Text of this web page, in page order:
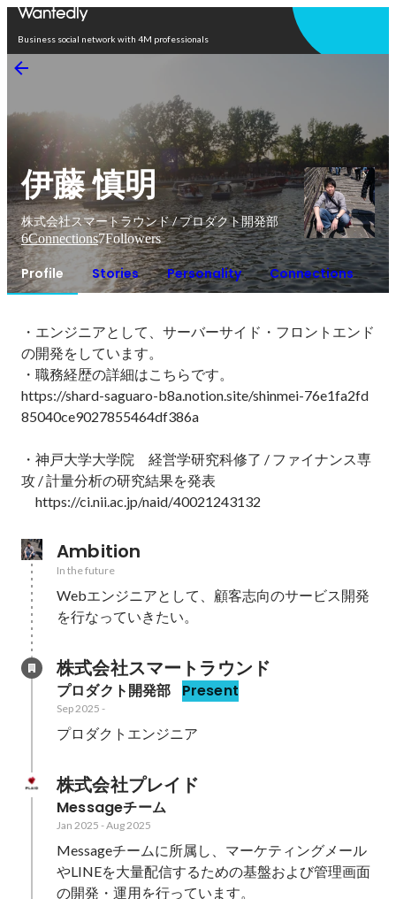
Business social network with 4M professionals
伊藤 慎明
株式会社スマートラウンド / プロダクト開発部
6Connections7Followers
Profile Stories Personality Connections
・エンジニアとして、サーバーサイド・フロントエンド
の開発をしています。
・職務経歴の詳細はこちらです。
https://shard-saguaro-b8a.notion.site/shinmei-76e1fa2fd
85040ce9027855464df386a
・神戸大学大学院　経営学研究科修了 / ファイナンス専
攻 / 計量分析の研究結果を発表
https://ci.nii.ac.jp/naid/40021243132
Ambition
In the future
Webエンジニアとして、顧客志向のサービス開発
株式会社スマートラウンド
プロダクト開発部 Present
Sep 2025 -
プロダクトエンジニア
株式会社プレイド
Messageチーム
Jan 2025 -Aug 2025
Messageチームに所属し、マーケティングメール
やLINEを大量配信するための基盤および管理画面
の開発・運用を行っています。